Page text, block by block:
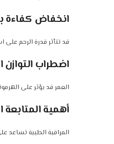
انخفاض كفاءة
قد تتأثر قدرة الرحم على
اضطراب
العمر قد يؤثر على
أهمية المتابعة
المراقبة الطبية تساعد